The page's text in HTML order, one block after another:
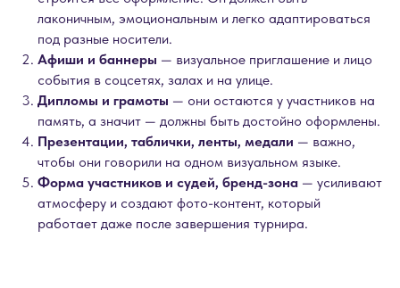
лаконичным, эмоциональным и легко адаптироваться
под разные носители.
Афиши и баннеры — визуальное приглашение и лицо
события в соцсетях, залах и на улице.
Дипломы и грамоты — они остаются у участников на
память, а значит — должны быть достойно оформлены.
Презентации, таблички, ленты, медали — важно,
чтобы они говорили на одном визуальном языке.
Форма участников и судей, бренд-зона — усиливают
атмосферу и создают фото-контент, который
работает даже после завершения турнира.